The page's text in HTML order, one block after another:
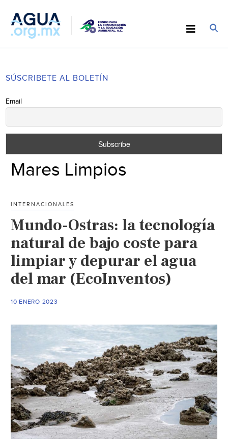
SÚSCRIBETE AL BOLETÍN
Email
Mares Limpios
INTERNACIONALES
Mundo-Ostras: la tecnología
natural de bajo coste para
limpiar y depurar el agua
del mar (EcoInventos)
10 ENERO 2023